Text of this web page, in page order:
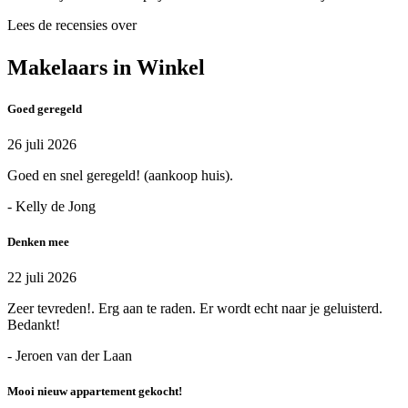
Lees de recensies over
Makelaars in Winkel
Goed geregeld
26 juli 2026
Goed en snel geregeld! (aankoop huis).
- Kelly de Jong
Denken mee
22 juli 2026
Zeer tevreden!. Erg aan te raden. Er wordt echt naar je geluisterd.
Bedankt!
- Jeroen van der Laan
Mooi nieuw appartement gekocht!